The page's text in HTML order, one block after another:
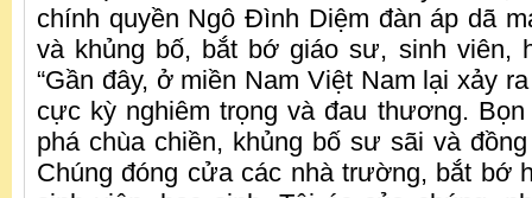
chính quyền Ngô Đình Diệm đàn áp dã
và khủng bố, bắt bớ giáo sư, sinh viên,
“Gần đây, ở miền Nam Việt Nam lại xảy
cực kỳ nghiêm trọng và đau thương.
phá chùa chiền, khủng bố sư sãi và
Chúng đóng cửa các nhà trường, bắt bớ